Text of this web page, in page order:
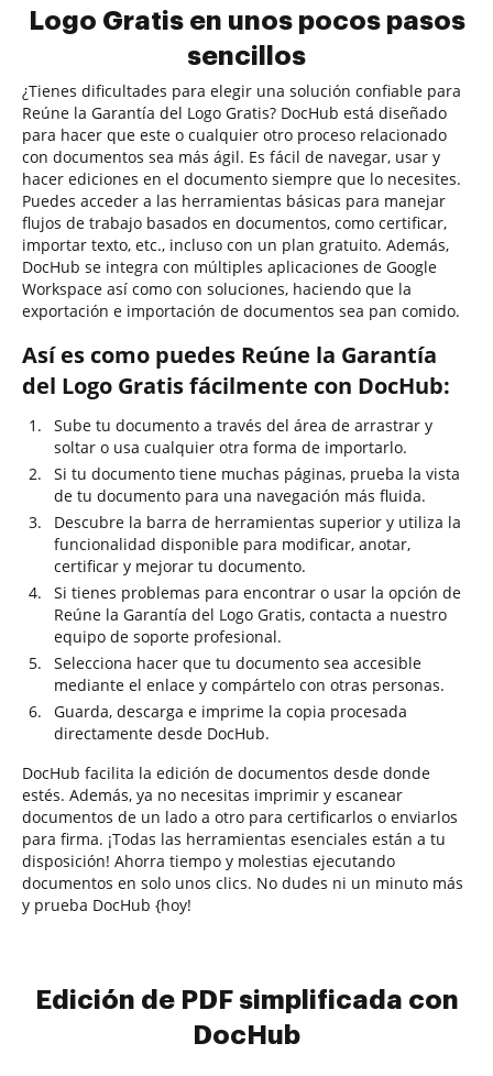
Logo Gratis en unos pocos pasos
sencillos
¿Tienes dificultades para elegir una solución confiable para
Reúne la Garantía del Logo Gratis? DocHub está diseñado
para hacer que este o cualquier otro proceso relacionado
con documentos sea más ágil. Es fácil de navegar, usar y
hacer ediciones en el documento siempre que lo necesites.
Puedes acceder a las herramientas básicas para manejar
flujos de trabajo basados en documentos, como certificar,
importar texto, etc., incluso con un plan gratuito. Además,
DocHub se integra con múltiples aplicaciones de Google
Workspace así como con soluciones, haciendo que la
exportación e importación de documentos sea pan comido.
Así es como puedes Reúne la Garantía
del Logo Gratis fácilmente con DocHub:
Sube tu documento a través del área de arrastrar y
soltar o usa cualquier otra forma de importarlo.
Si tu documento tiene muchas páginas, prueba la vista
de tu documento para una navegación más fluida.
Descubre la barra de herramientas superior y utiliza la
funcionalidad disponible para modificar, anotar,
certificar y mejorar tu documento.
Si tienes problemas para encontrar o usar la opción de
Reúne la Garantía del Logo Gratis, contacta a nuestro
equipo de soporte profesional.
Selecciona hacer que tu documento sea accesible
mediante el enlace y compártelo con otras personas.
Guarda, descarga e imprime la copia procesada
directamente desde DocHub.
DocHub facilita la edición de documentos desde donde
estés. Además, ya no necesitas imprimir y escanear
documentos de un lado a otro para certificarlos o enviarlos
para firma. ¡Todas las herramientas esenciales están a tu
disposición! Ahorra tiempo y molestias ejecutando
documentos en solo unos clics. No dudes ni un minuto más
y prueba DocHub {hoy!
Edición de PDF simplificada con
DocHub